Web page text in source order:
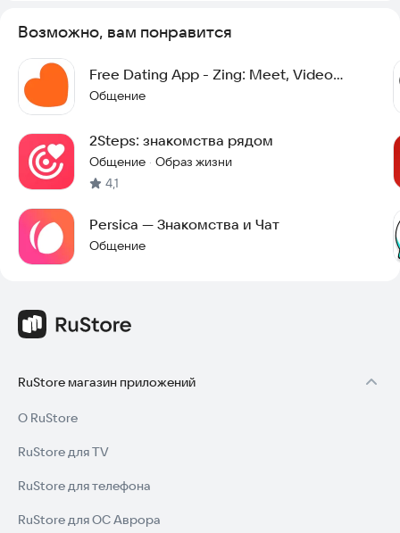
Возможно, вам понравится
Free Dating App - Zing: Meet, Video
Chat,No Tinder
Общение
2Steps: знакомства рядом
Общение · Образ жизни
4,1
Persica — Знакомства и Чат
Общение
RuStore магазин приложений
О RuStore
RuStore для TV
RuStore для телефона
RuStore для ОС Аврора